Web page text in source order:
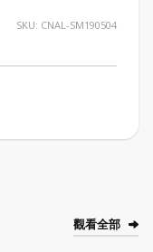
SKU: CNAL-SM190504
觀看全部